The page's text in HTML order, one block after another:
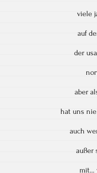
viele
auf
der
aber
hat uns
auch
außer
mit…